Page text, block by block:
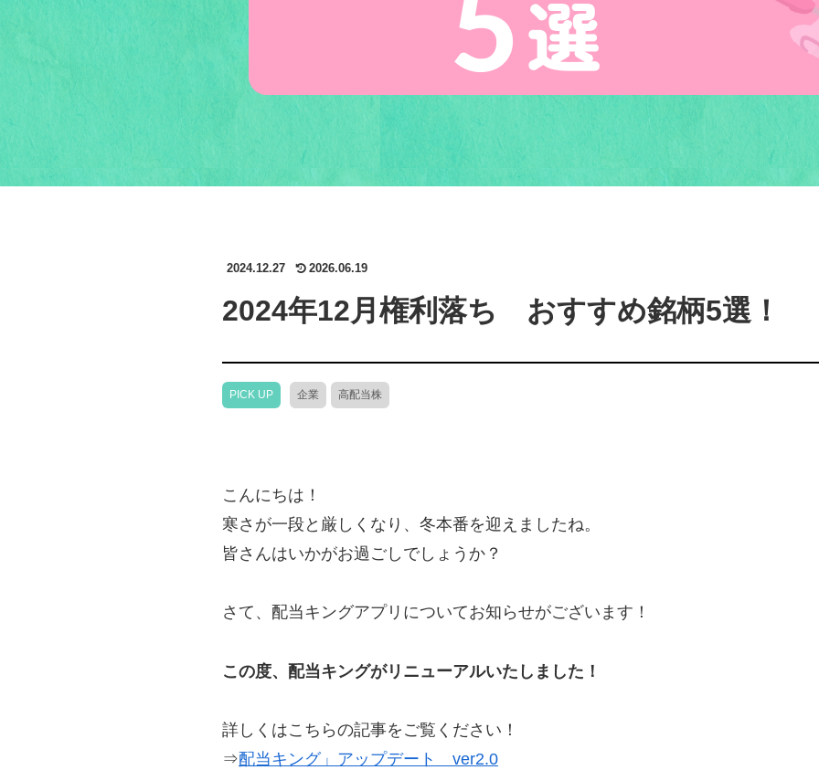
2024.12.27 2026.06.19
2024年12月権利落ち おすすめ銘柄5選！
PICK UP 企業 高配当株
こんにちは！
寒さが一段と厳しくなり、冬本番を迎えましたね。
皆さんはいかがお過ごしでしょうか？
さて、配当キングアプリについてお知らせがございます！
この度、配当キングがリニューアルいたしました！
詳しくはこちらの記事をご覧ください！
⇒配当キング」アップデート ver2.0